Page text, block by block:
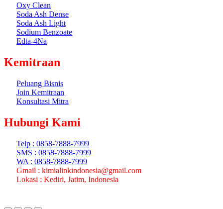
Oxy Clean
Soda Ash Dense
Soda Ash Light
Sodium Benzoate
Edta-4Na
Kemitraan
Peluang Bisnis
Join Kemitraan
Konsultasi Mitra
Hubungi Kami
Telp : 0858-7888-7999
SMS : 0858-7888-7999
WA : 0858-7888-7999
Gmail : kimialinkindonesia@gmail.com
Lokasi : Kediri, Jatim, Indonesia